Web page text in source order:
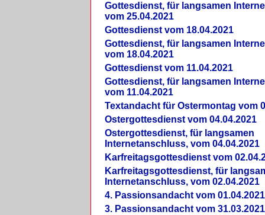
Gottesdienst, für langsamen
vom 25.04.2021
Gottesdienst vom 18.04.2021
Gottesdienst, für langsamen
vom 18.04.2021
Gottesdienst vom 11.04.2021
Gottesdienst, für langsamen
vom 11.04.2021
Textandacht für Ostermontag vom
Ostergottesdienst vom 04.04.2021
Ostergottesdienst, für langsamen
Internetanschluss, vom 04.04.2021
Karfreitagsgottesdienst vom
Karfreitagsgottesdienst, für
Internetanschluss, vom 02.04.2021
4. Passionsandacht vom 01.04.2021
3. Passionsandacht vom 31.03.2021